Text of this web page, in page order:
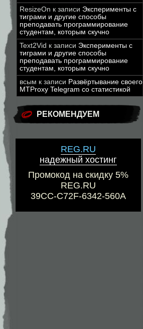
ResizeOn к записи Эксперименты с
тиграми и другие способы
преподавать программирование
студентам, которым скучно
Text2Vid к записи Эксперименты с
тиграми и другие способы
преподавать программирование
студентам, которым скучно
всым к записи Развёртывание своего
MTProxy Telegram со статистикой
РЕКОМЕНДУЕМ
REG.RU
надежный хостинг
Промокод на скидку 5%
REG.RU
39CC-C72F-6342-560A